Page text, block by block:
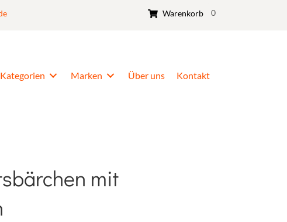
Warenkorb 0
Kategorien Marken Über uns Kontakt
mit